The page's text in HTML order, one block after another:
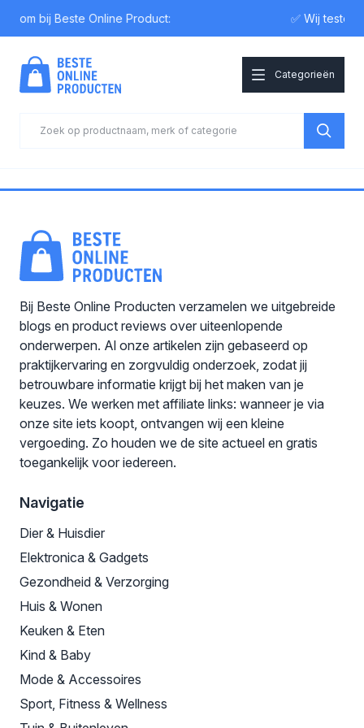
bij Beste Online Product: ✅ Wij testen
Categorieën
Bij Beste Online Producten verzamelen we uitgebreide
blogs en product reviews over uiteenlopende
onderwerpen. Al onze artikelen zijn gebaseerd op
praktijkervaring en zorgvuldig onderzoek, zodat jij
betrouwbare informatie krijgt bij het maken van je
keuzes. We werken met affiliate links: wanneer je via
onze site iets koopt, ontvangen wij een kleine
vergoeding. Zo houden we de site actueel en gratis
toegankelijk voor iedereen.
Navigatie
Dier & Huisdier
Elektronica & Gadgets
Gezondheid & Verzorging
Huis & Wonen
Keuken & Eten
Kind & Baby
Mode & Accessoires
Sport, Fitness & Wellness